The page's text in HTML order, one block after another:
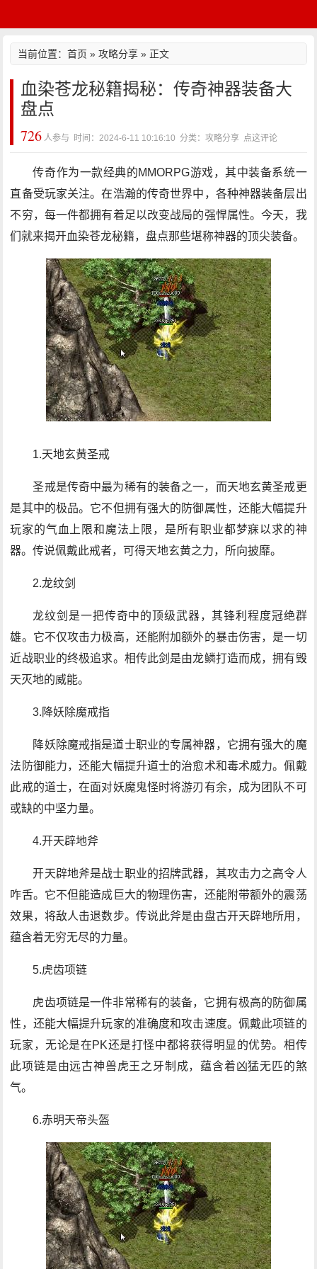
当前位置：首页 »攻略分享 » 正文
血染苍龙秘籍揭秘：传奇神器装备大
盘点
726 人参与 时间：2024-6-11 10:16:10 分类：攻略分享 点这评论
传奇作为一款经典的MMORPG游戏，其中装备系统一
直备受玩家关注。在浩瀚的传奇世界中，各种神器装备层出
不穷，每一件都拥有着足以改变战局的强悍属性。今天，我
们就来揭开血染苍龙秘籍，盘点那些堪称神器的顶尖装备。
1.天地玄黄圣戒
圣戒是传奇中最为稀有的装备之一，而天地玄黄圣戒更
是其中的极品。它不但拥有强大的防御属性，还能大幅提升
玩家的气血上限和魔法上限，是所有职业都梦寐以求的神
器。传说佩戴此戒者，可得天地玄黄之力，所向披靡。
2.龙纹剑
龙纹剑是一把传奇中的顶级武器，其锋利程度冠绝群
雄。它不仅攻击力极高，还能附加额外的暴击伤害，是一切
近战职业的终极追求。相传此剑是由龙鳞打造而成，拥有毁
天灭地的威能。
3.降妖除魔戒指
降妖除魔戒指是道士职业的专属神器，它拥有强大的魔
法防御能力，还能大幅提升道士的治愈术和毒术威力。佩戴
此戒的道士，在面对妖魔鬼怪时将游刃有余，成为团队不可
或缺的中坚力量。
4.开天辟地斧
开天辟地斧是战士职业的招牌武器，其攻击力之高令人
咋舌。它不但能造成巨大的物理伤害，还能附带额外的震荡
效果，将敌人击退数步。传说此斧是由盘古开天辟地所用，
蕴含着无穷无尽的力量。
5.虎齿项链
虎齿项链是一件非常稀有的装备，它拥有极高的防御属
性，还能大幅提升玩家的准确度和攻击速度。佩戴此项链的
玩家，无论是在PK还是打怪中都将获得明显的优势。相传
此项链是由远古神兽虎王之牙制成，蕴含着凶猛无匹的煞
气。
6.赤明天帝头盔